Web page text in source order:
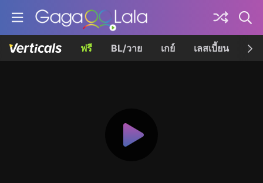
ฟรี BL/วาย เกย์ เลสเบี้ยน เค